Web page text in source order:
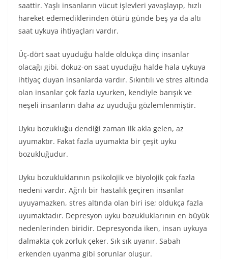
saattir. Yaşlı insanların vücut işlevleri yavaşlayıp, hızlı
hareket edemediklerinden ötürü günde beş ya da altı
saat uykuya ihtiyaçları vardır.
Üç-dört saat uyuduğu halde oldukça dinç insanlar
olacağı gibi, dokuz-on saat uyuduğu halde hala uykuya
ihtiyaç duyan insanlarda vardır. Sıkıntılı ve stres altında
olan insanlar çok fazla uyurken, kendiyle barışık ve
neşeli insanların daha az uyuduğu gözlemlenmiştir.
Uyku bozukluğu dendiği zaman ilk akla gelen, az
uyumaktır. Fakat fazla uyumakta bir çeşit uyku
bozukluğudur.
Uyku bozukluklarının psikolojik ve biyolojik çok fazla
nedeni vardır. Ağrılı bir hastalık geçiren insanlar
uyuyamazken, stres altında olan biri ise; oldukça fazla
uyumaktadır. Depresyon uyku bozukluklarının en büyük
nedenlerinden biridir. Depresyonda iken, insan uykuya
dalmakta çok zorluk çeker. Sık sık uyanır. Sabah
erkenden uyanma gibi sorunlar oluşur.